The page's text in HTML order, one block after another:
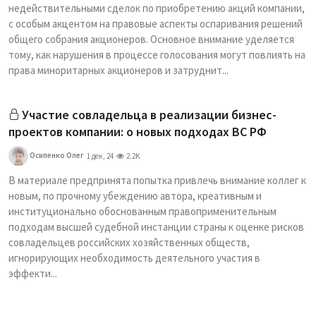
недействительными сделок по приобретению акций компании,
с особым акцентом на правовые аспекты оспаривания решений
общего собрания акционеров. Основное внимание уделяется
тому, как нарушения в процессе голосования могут повлиять на
права миноритарных акционеров и затруднит...
Участие совладельца в реализации бизнес-
проектов компании: о новых подходах ВС РФ
Осипенко Олег 1 дек, 24 2.2K
В материале предпринята попытка привлечь внимание коллег к
новым, по прочному убеждению автора, креативным и
институционально обоснованным правоприменительным
подходам высшей судебной инстанции страны к оценке рисков
совладельцев российских хозяйственных обществ,
игнорирующих необходимость деятельного участия в
эффекти...